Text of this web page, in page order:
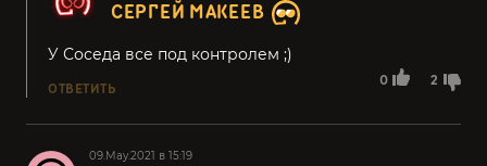
СЕРГЕЙ МАКЕЕВ
0 2
У Соседа все под контролем ;)
ОТВЕТИТЬ
09.May.2021 в 15:19